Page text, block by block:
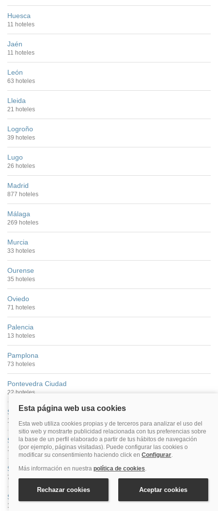
Huesca
11 hoteles
Jaén
11 hoteles
León
63 hoteles
Lleida
21 hoteles
Logroño
39 hoteles
Lugo
26 hoteles
Madrid
877 hoteles
Málaga
269 hoteles
Murcia
33 hoteles
Ourense
35 hoteles
Oviedo
71 hoteles
Palencia
13 hoteles
Pamplona
73 hoteles
Pontevedra Ciudad
22 hoteles
Salamanca
100 hoteles
San Sebastián
149 hoteles
Santander
74 hoteles
Santiago De Compostela
176 hoteles